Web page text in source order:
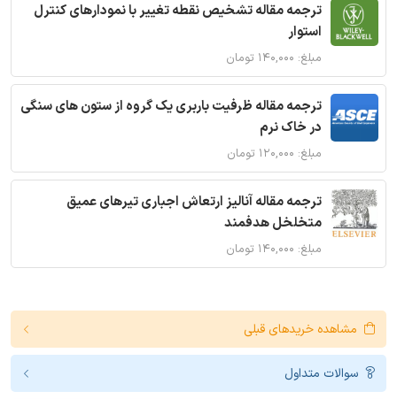
ترجمه مقاله تشخیص نقطه تغییر با نمودارهای کنترل
استوار
مبلغ: ۱۴۰,۰۰۰ تومان
ترجمه مقاله ظرفیت باربری یک گروه از ستون های سنگی
در خاک نرم
مبلغ: ۱۲۰,۰۰۰ تومان
ترجمه مقاله آنالیز ارتعاش اجباری تیرهای عمیق
متخلخل هدفمند
مبلغ: ۱۴۰,۰۰۰ تومان
مشاهده خریدهای قبلی
سوالات متداول